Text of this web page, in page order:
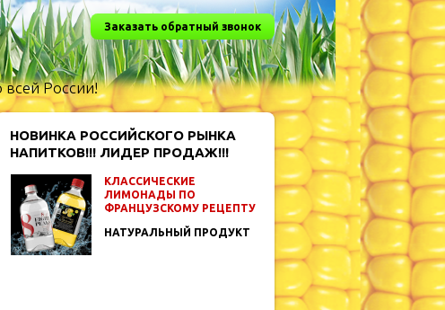
Заказать обратный звонок
всей России!
НОВИНКА РОССИЙСКОГО РЫНКА
НАПИТКОВ!!! ЛИДЕР ПРОДАЖ!!!
КЛАССИЧЕСКИЕ
ЛИМОНАДЫ ПО
ФРАНЦУЗСКОМУ РЕЦЕПТУ
НАТУРАЛЬНЫЙ ПРОДУКТ